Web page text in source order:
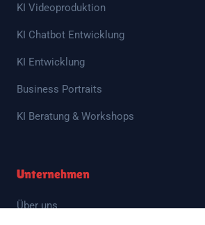
KI Videoproduktion
KI Chatbot Entwicklung
KI Entwicklung
Business Portraits
KI Beratung & Workshops
Unternehmen
Über uns